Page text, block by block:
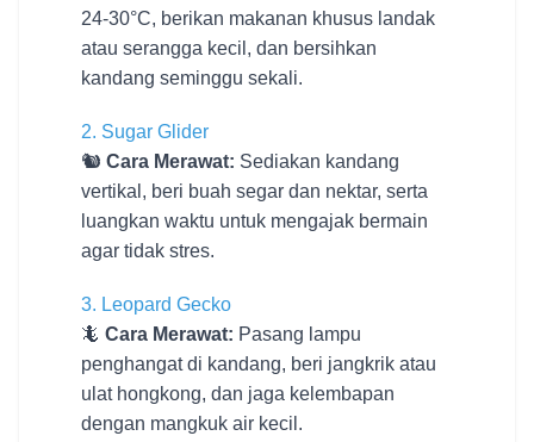
24-30°C, berikan makanan khusus landak
atau serangga kecil, dan bersihkan
kandang seminggu sekali.
2. Sugar Glider
🐿️ Cara Merawat: Sediakan kandang
vertikal, beri buah segar dan nektar, serta
luangkan waktu untuk mengajak bermain
agar tidak stres.
3. Leopard Gecko
🦎 Cara Merawat: Pasang lampu
penghangat di kandang, beri jangkrik atau
ulat hongkong, dan jaga kelembapan
dengan mangkuk air kecil.